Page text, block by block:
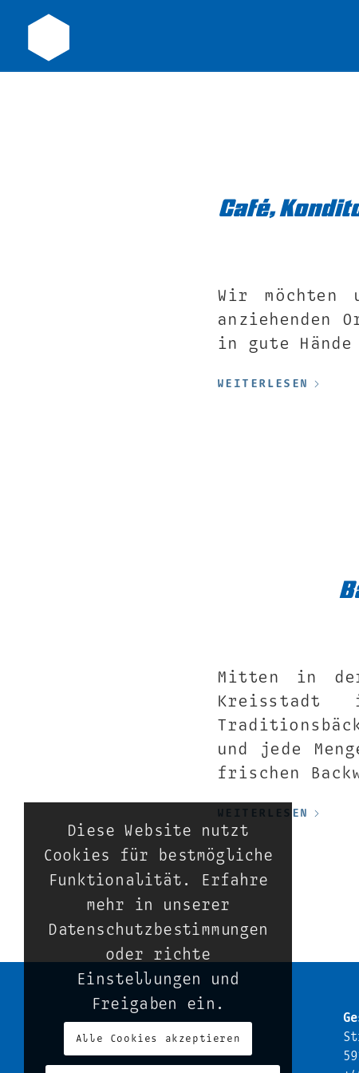
Café,
Wir
anziehenden
in gute Hände
WEITERLESEN
Mitten in der
Kreisstadt
und jede
frischen
WEITERLESEN
Diese Website nutzt
Cookies für bestmögliche
Funktionalität. Erfahre
mehr in unserer
Datenschutzbestimmungen
oder richte
Einstellungen und
Freigaben ein.
Alle Cookies akzeptieren